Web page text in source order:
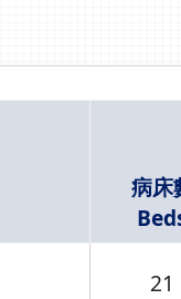
病床
21